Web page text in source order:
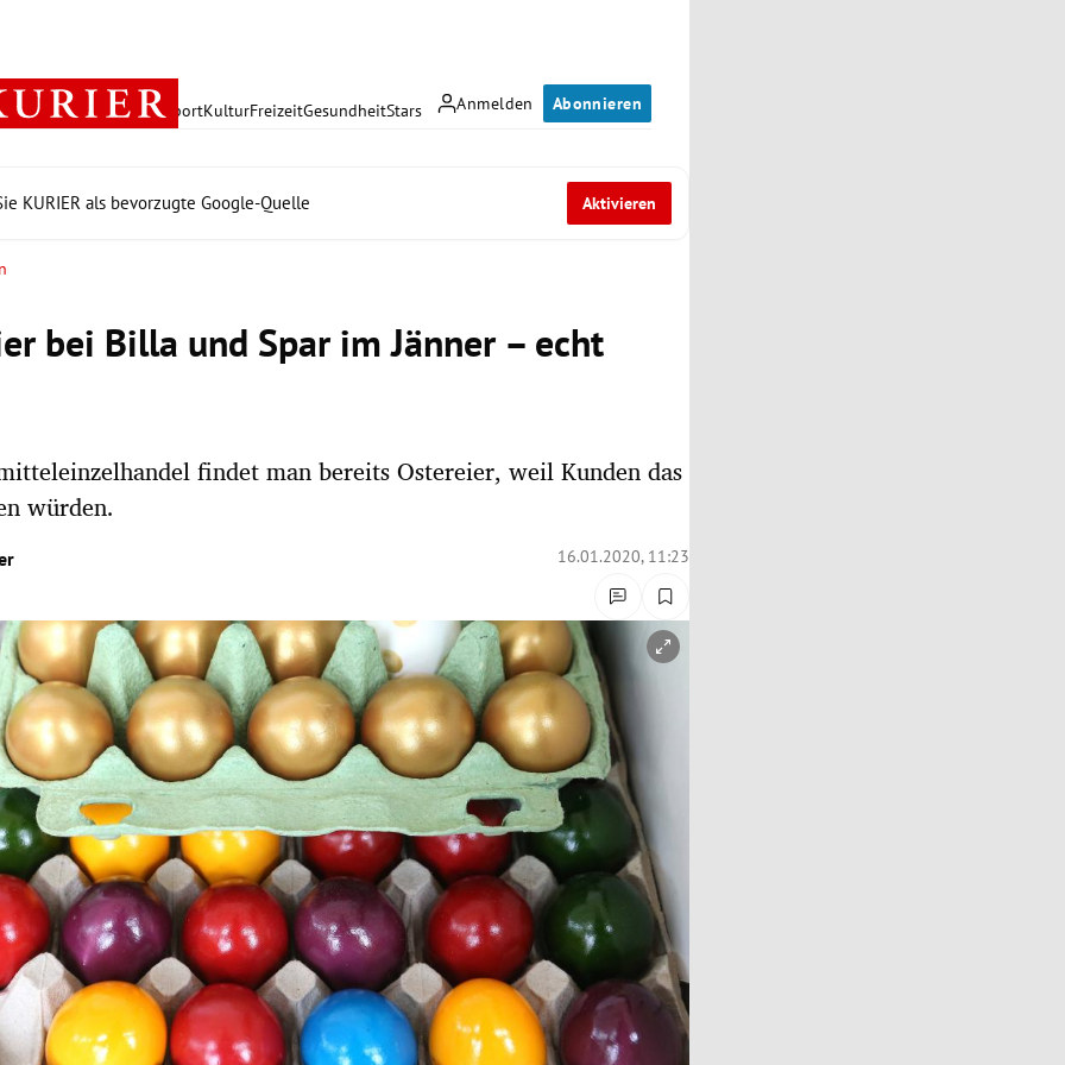
Anmelden Abonnieren
PolitikWirtschaft SportKulturFreizeitGesundheitStars
KURIER als bevorzugte Google-Quelle Aktivieren
bei Billa und Spar im Jänner – echt
findet man bereits Ostereier, weil Kunden das
würden.
16.01.2020, 11:23
öffnen/schließen